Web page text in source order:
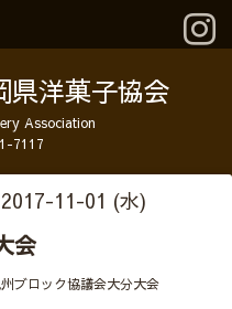
県洋菓子協会
Association
7117
11-01 (水)
会
ブロック協議会大分大会